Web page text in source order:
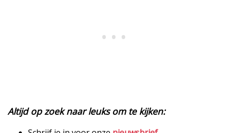
Altijd op zoek naar leuks om te kijken: